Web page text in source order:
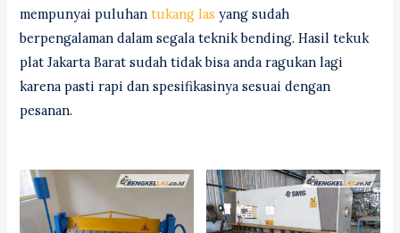
mempunyai puluhantukang las yang sudah
berpengalaman dalam segala teknik bending. Hasil tekuk
plat Jakarta Barat sudah tidak bisa anda ragukan lagi
karena pasti rapi dan spesifikasinya sesuai dengan
pesanan.